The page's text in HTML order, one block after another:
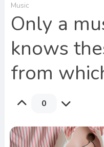
Music
Only a
knows
from
0